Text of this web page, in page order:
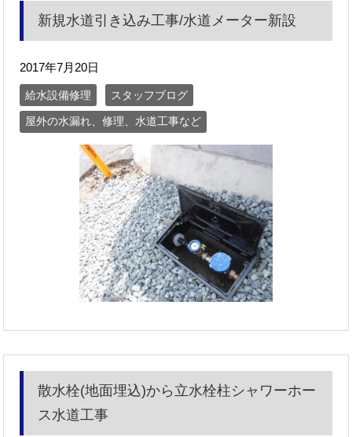
新規水道引き込み工事/水道メーター新設
2017年7月20日
給水設備修理 スタッフブログ
屋外の水漏れ、修理、水道工事など
散水栓(地面埋込)から立水栓柱シャワーホー
ス水道工事